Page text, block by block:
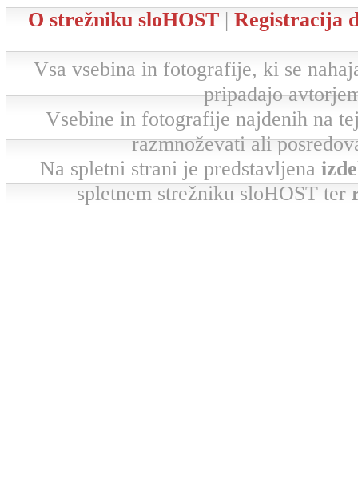
O strežniku sloHOST| Registracija
Vsa vsebina in fotografije, ki se
pripadajo
Vsebine in fotografije najdenih na
razmnoževati ali
Na spletni strani je predstavljena
spletnem strežniku sloHOST ter